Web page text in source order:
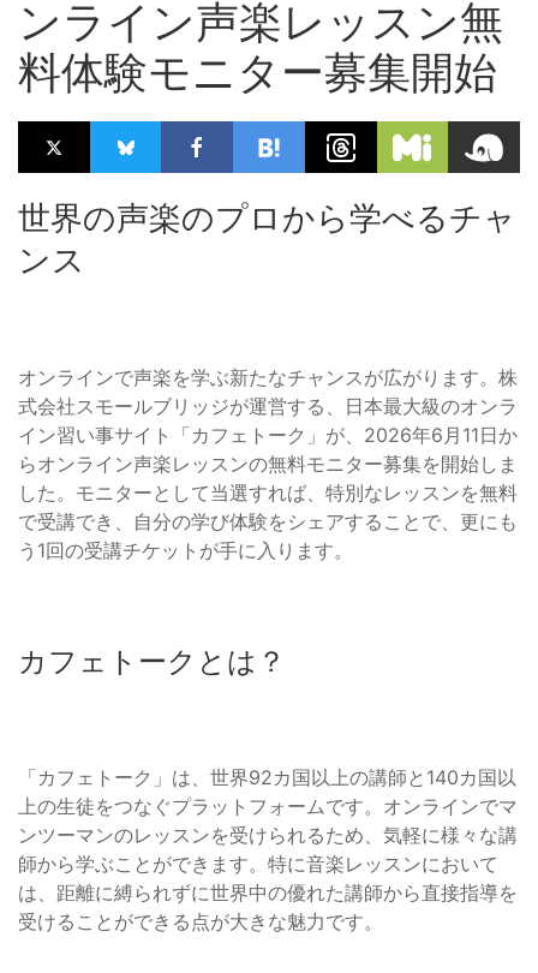
ンライン声楽レッスン無
料体験モニター募集開始
世界の声楽のプロから学べるチャ
ンス
オンラインで声楽を学ぶ新たなチャンスが広がります。株
式会社スモールブリッジが運営する、日本最大級のオンラ
イン習い事サイト「カフェトーク」が、2026年6月11日か
らオンライン声楽レッスンの無料モニター募集を開始しま
した。モニターとして当選すれば、特別なレッスンを無料
で受講でき、自分の学び体験をシェアすることで、更にも
う1回の受講チケットが手に入ります。
カフェトークとは？
「カフェトーク」は、世界92カ国以上の講師と140カ国以
上の生徒をつなぐプラットフォームです。オンラインでマ
ンツーマンのレッスンを受けられるため、気軽に様々な講
師から学ぶことができます。特に音楽レッスンにおいて
は、距離に縛られずに世界中の優れた講師から直接指導を
受けることができる点が大きな魅力です。